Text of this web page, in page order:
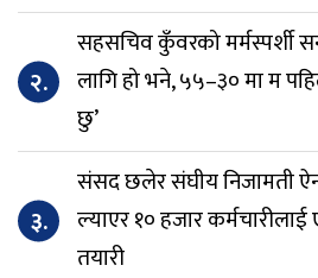
२.
सहसचिव कुँवरको मर्मस्पर्शी
लागि हो भने, ५५–३० मा म
छु’
३.
संसद छलेर संघीय निजामती ऐन
ल्याएर १० हजार
तयारी